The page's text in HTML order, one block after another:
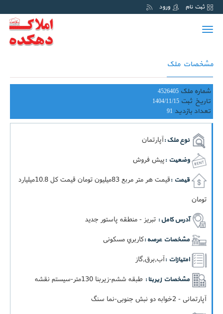
ثبت نام ورود
Toggle
مشخصات ملک
شماره ملک 4526405
تاریخ ثبت 1404/11/15
تعداد بازدید 91
نوع ملک :آپارتمان
وضعیت :پیش فروش
قیمت :
قيمت هر متر مربع 83ميليون تومان قيمت کل 10.8ميليارد
تومان
آدرس کامل : تبریز - منطقه پاستور جدید
مشخصات عرصه :کاربري مسکونی
امتیازات :آب,برق,گاز
مشخصات زیربنا :
طبقه ششم-زيربنا 130متر-سيستم نقشه
آپارتمانی - 2خوابه دو نبش جنوبی-نما سنگ